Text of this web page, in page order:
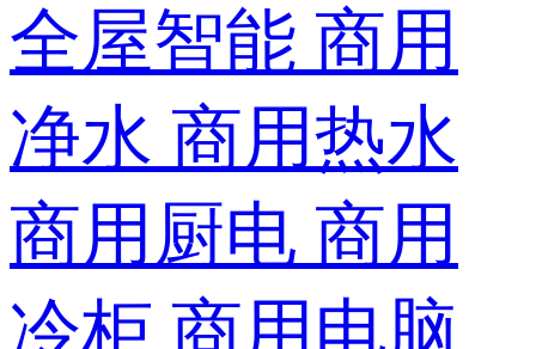
全屋智能 商用
净水 商用热水
商用厨电 商用
冷柜 商用电脑